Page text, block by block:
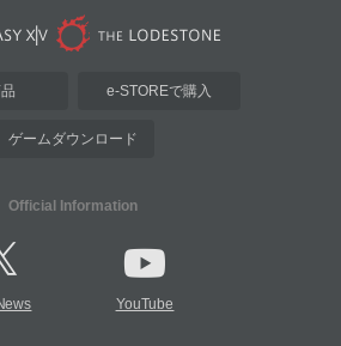
e-STOREで購入
ゲームダウンロード
Official Information
YouTube